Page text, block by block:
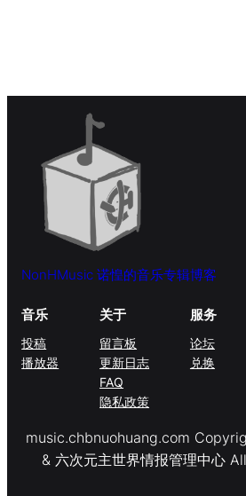
NonHMusic 诺惶的音乐专辑博客
音乐
投稿
播放器
关于
留言板
更新日志
FAQ
隐私政策
服务
论坛
兑换
music.chbnuohuang.com
& 六次元主世界情报管理中心